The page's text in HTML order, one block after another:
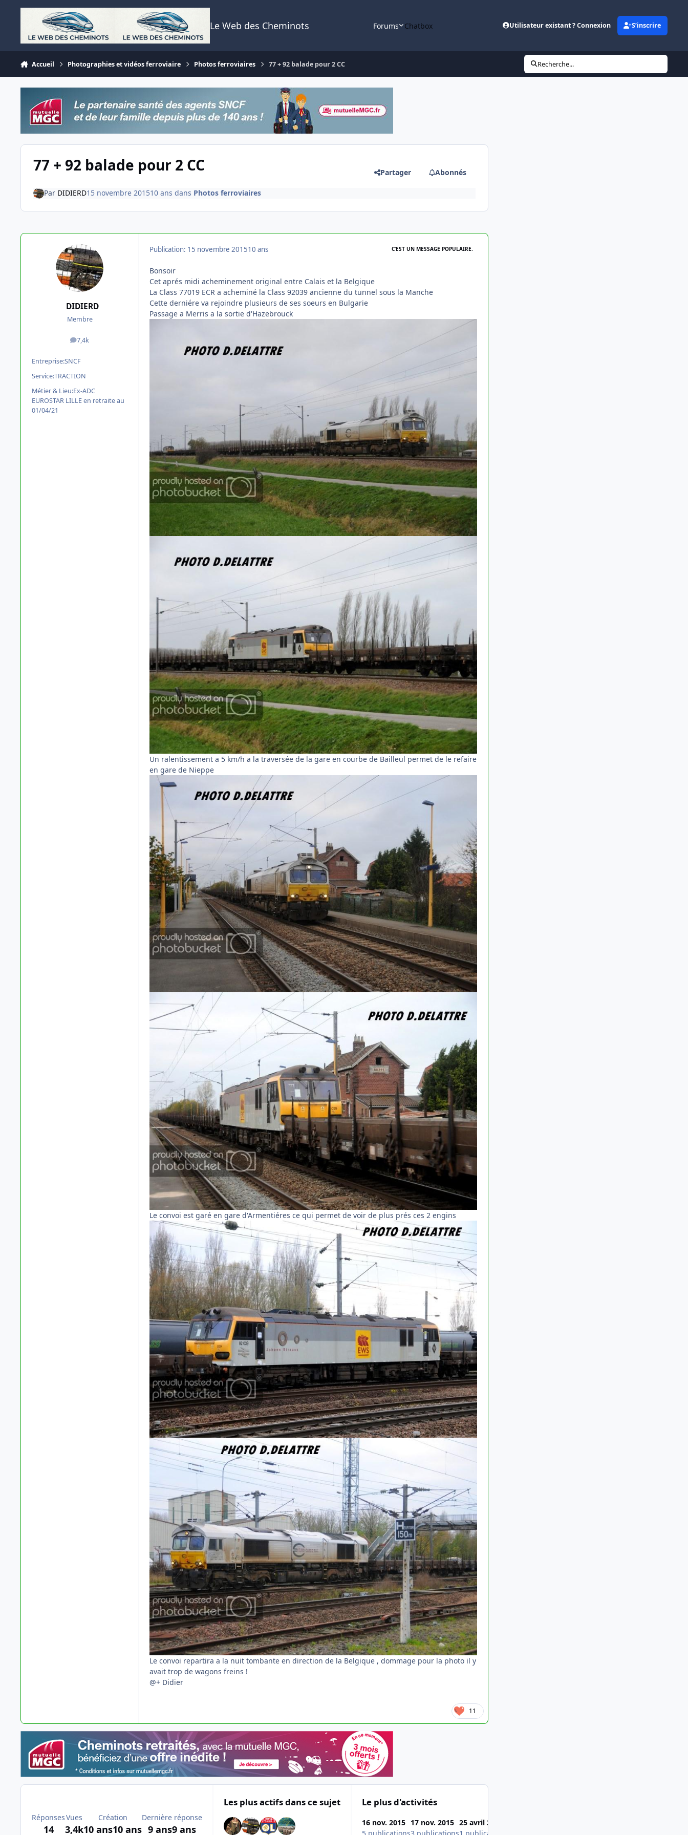
Aller au contenu
Le Web des Cheminots Forums Chatbox Utilisateur existant ? Connexion S’inscrire
Accueil Photographies et vidéos ferroviaire Photos ferroviaires 77 + 92 balade pour 2 CC Recherche...
77 + 92 balade pour 2 CC Partager Abonnés
Par DIDIERD15 novembre 201510 ans dans Photos ferroviaires
DIDIERD
Membre
7,4k
messages
Entreprise:SNCF
Service:TRACTION
Métier & Lieu:Ex-ADC
EUROSTAR LILLE en retraite au
01/04/21
Publication: 15 novembre 201510 ans C’EST UN MESSAGE POPULAIRE.
Bonsoir
Cet aprés midi acheminement original entre Calais et la Belgique
La Class 77019 ECR a acheminé la Class 92039 ancienne du tunnel sous la Manche
Cette derniére va rejoindre plusieurs de ses soeurs en Bulgarie
Passage a Merris a la sortie d'Hazebrouck
Un ralentissement a 5 km/h a la traversée de la gare en courbe de Bailleul permet de le refaire
en gare de Nieppe
Le convoi est garé en gare d'Armentiéres ce qui permet de voir de plus prés ces 2 engins
Le convoi repartira a la nuit tombante en direction de la Belgique , dommage pour la photo il y
avait trop de wagons freins !
@+ Didier
11
Réponses
14
Vues
3,4k
Création
10 ans10 ans
Dernière réponse
9 ans9 ans
Les plus actifs dans ce sujet Le plus d'activités
16 nov. 2015 17 nov. 2015 25 avril 2017